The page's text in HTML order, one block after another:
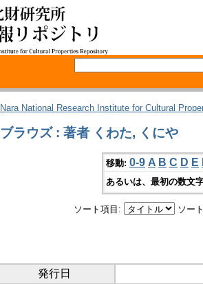
Nara National Research Institute for Cultural
ブラウズ : 著者 くわた, くにや
移動: 0-9 A B C D E
あるいは、最初の数文
ソート項目: ソー
発行日